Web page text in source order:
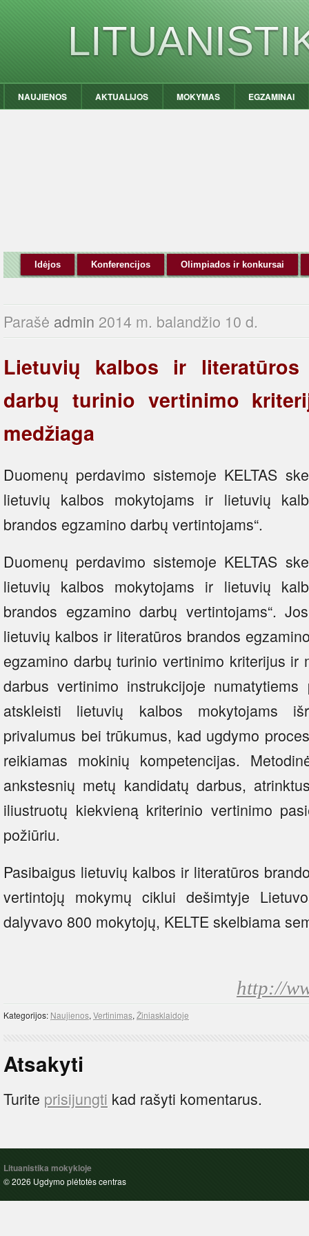
NAUJIENOS AKTUALIJOS MOKYMAS EGZAMINAI
Idėjos Konferencijos Olimpiados ir konkursai
Parašė admin 2014 m. balandžio 10 d.
Lietuvių kalbos ir literatūros
darbų turinio vertinimo
medžiaga
Duomenų perdavimo sistemoje KELTAS
lietuvių kalbos mokytojams ir lietuvių
brandos egzamino darbų vertintojams“.
Duomenų perdavimo sistemoje KELTAS
lietuvių kalbos mokytojams ir lietuvių
brandos egzamino darbų vertintojams“.
lietuvių kalbos ir literatūros brandos
egzamino darbų turinio vertinimo kriterijus ir
darbus vertinimo instrukcijoje
atskleisti lietuvių kalbos mokytojams
privalumus bei trūkumus, kad ugdymo
reikiamas mokinių kompetencijas.
ankstesnių metų kandidatų darbus,
iliustruotų kiekvieną kriterinio vertinimo
požiūriu.
Pasibaigus lietuvių kalbos ir literatūros
vertintojų mokymų ciklui dešimtyje
dalyvavo 800 mokytojų, KELTE skelbiama
http://
Kategorijos: Naujienos, Vertinimas, Žiniasklaidoje
Atsakyti
Turite prisijungti kad rašyti komentarus.
Lituanistika mokykloje
© 2026 Ugdymo plėtotės centras